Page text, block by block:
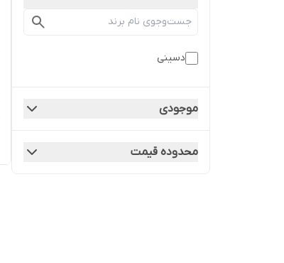
دسینی
موجودی
محدوده قیمت